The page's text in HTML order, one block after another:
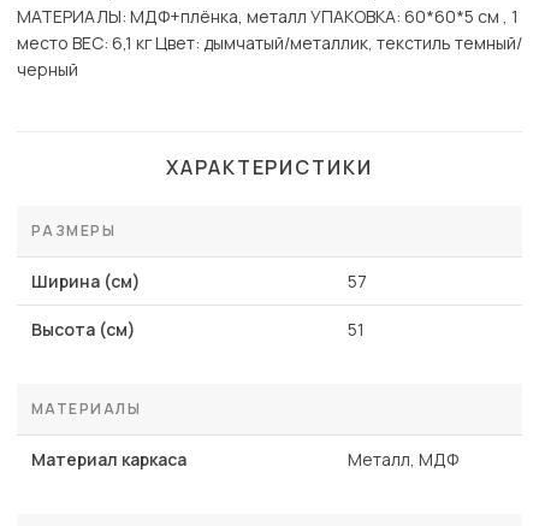
МАТЕРИАЛЫ: МДФ+плёнка, металл УПАКОВКА: 60*60*5 см , 1
место ВЕС: 6,1 кг Цвет: дымчатый/металлик, текстиль темный/
черный
ХАРАКТЕРИСТИКИ
РАЗМЕРЫ
Ширина (см) 57
Высота (см) 51
МАТЕРИАЛЫ
Материал каркаса Металл, МДФ